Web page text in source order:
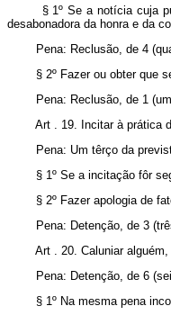
§ 1º Se a notícia cuja
desabonadora da honra e da
Pena: Reclusão, de 4
§ 2º Fazer ou obter que se
Pena: Reclusão, de 1 (um)
Art . 19. Incitar à prática de
Pena: Um têrço da prevista
§ 1º Se a incitação fôr
§ 2º Fazer apologia de
Pena: Detenção, de 3 (três)
Art . 20. Caluniar alguém,
Pena: Detenção, de 6
§ 1º Na mesma pena